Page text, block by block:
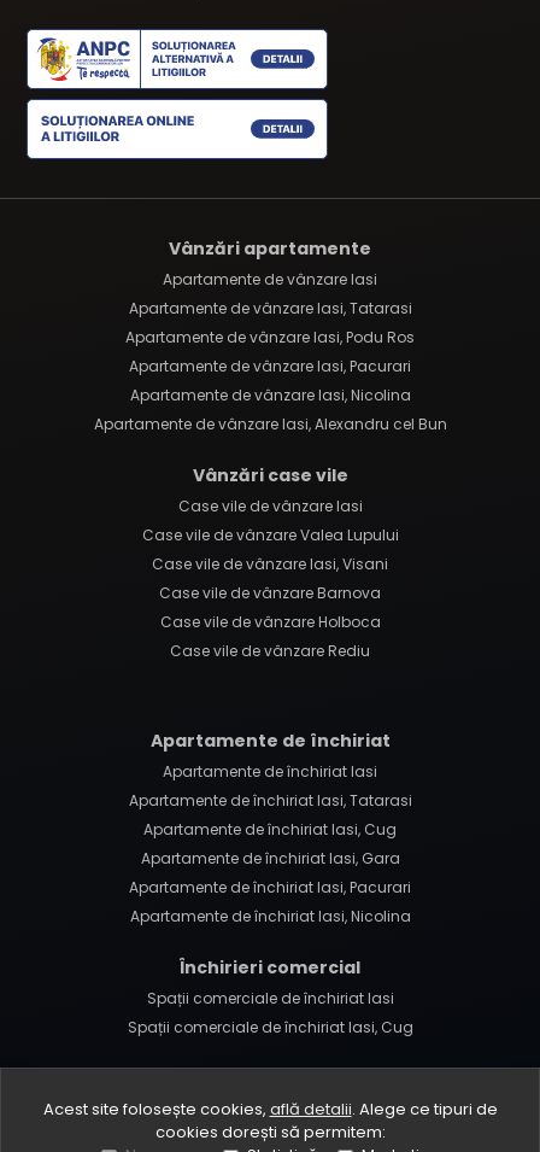
Vânzări apartamente
Apartamente de vânzare Iasi
Apartamente de vânzare Iasi, Tatarasi
Apartamente de vânzare Iasi, Podu Ros
Apartamente de vânzare Iasi, Pacurari
Apartamente de vânzare Iasi, Nicolina
Apartamente de vânzare Iasi, Alexandru cel Bun
Vânzări case vile
Case vile de vânzare Iasi
Case vile de vânzare Valea Lupului
Case vile de vânzare Iasi, Visani
Case vile de vânzare Barnova
Case vile de vânzare Holboca
Case vile de vânzare Rediu
Apartamente de închiriat
Apartamente de închiriat Iasi
Apartamente de închiriat Iasi, Tatarasi
Apartamente de închiriat Iasi, Cug
Apartamente de închiriat Iasi, Gara
Apartamente de închiriat Iasi, Pacurari
Apartamente de închiriat Iasi, Nicolina
Închirieri comercial
Spații comerciale de închiriat Iasi
Spații comerciale de închiriat Iasi, Cug
Acest site folosește cookies, află detalii. Alege ce tipuri de
cookies dorești să permitem: